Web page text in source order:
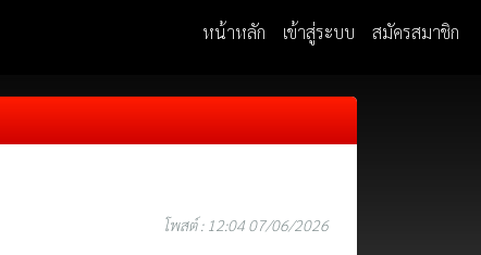
หน้าหลัก เข้าสู่ระบบ สมัครสมาชิก
โพสต์ : 12:04 07/06/2026